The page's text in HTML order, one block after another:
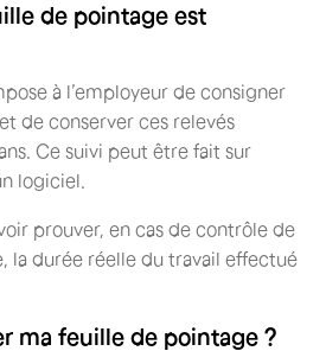
de pointage est
à l’employeur de consigner
de conserver ces relevés
Ce suivi peut être fait sur
logiciel.
prouver, en cas de contrôle de
la durée réelle du travail effectué
ma feuille de pointage ?